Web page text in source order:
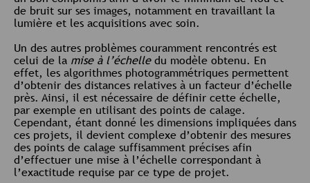
de bruit sur ses images, notamment en travaillant la
lumière et les acquisitions avec soin.
Un des autres problèmes couramment rencontrés est
celui de la mise à l’échelle du modèle obtenu. En
effet, les algorithmes photogrammétriques permettent
d’obtenir des distances relatives à un facteur d’échelle
près. Ainsi, il est nécessaire de définir cette échelle,
par exemple en utilisant des points de calage.
Cependant, étant donné les dimensions impliquées dans
ces projets, il devient complexe d’obtenir des mesures
des points de calage suffisamment précises afin
d’effectuer une mise à l’échelle correspondant à
l’exactitude requise par ce type de projet.